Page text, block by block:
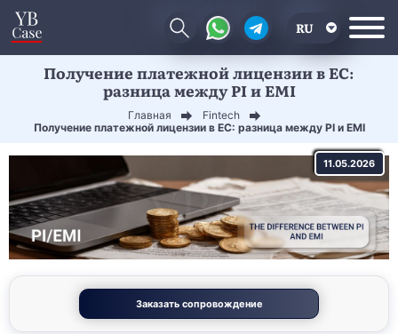
RU
EN
Получение платежной лицензии в ЕС:
разница между PI и EMI
Главная
Fintech
Получение платежной лицензии в ЕС: разница между PI и EMI
11.05.2026
Заказать сопровождение